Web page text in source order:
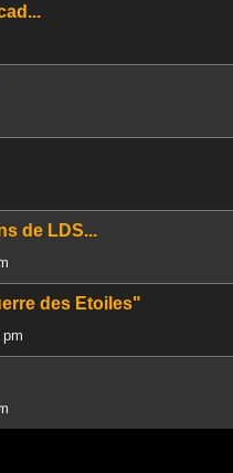
de LDS...
des Etoiles"